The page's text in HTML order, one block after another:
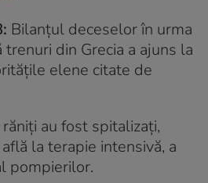
Bilanțul deceselor în urma
din Grecia a ajuns la
elene citate de
au fost spitalizați,
la terapie intensivă, a
pompierilor.